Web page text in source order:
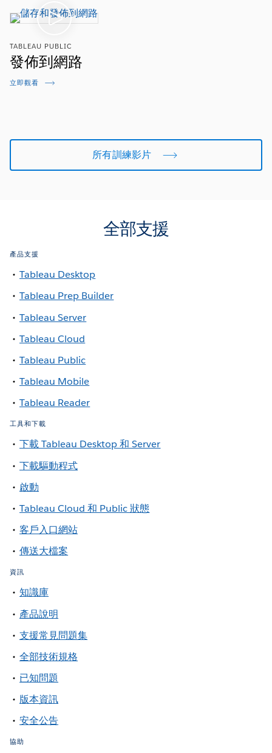
TABLEAU PUBLIC
發佈到網路
立即觀看
所有訓練影片
全部支援
產品支援
Tableau Desktop
Tableau Prep Builder
Tableau Server
Tableau Cloud
Tableau Public
Tableau Mobile
Tableau Reader
工具和下載
下載 Tableau Desktop 和 Server
下載驅動程式
啟動
Tableau Cloud 和 Public 狀態
客戶入口網站
傳送大檔案
資訊
知識庫
產品說明
支援常見問題集
全部技術規格
已知問題
版本資訊
安全公告
協助